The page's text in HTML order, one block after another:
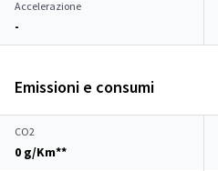
Accelerazione
-
Emissioni e consumi
CO2
0 g/Km**